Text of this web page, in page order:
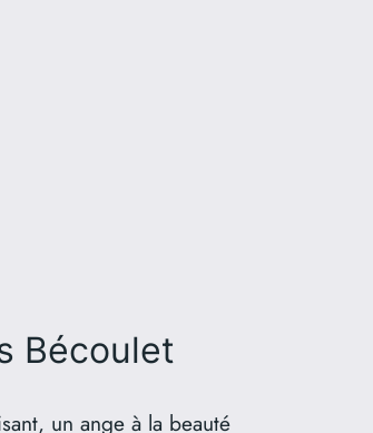
Bécoulet
un ange à la beauté